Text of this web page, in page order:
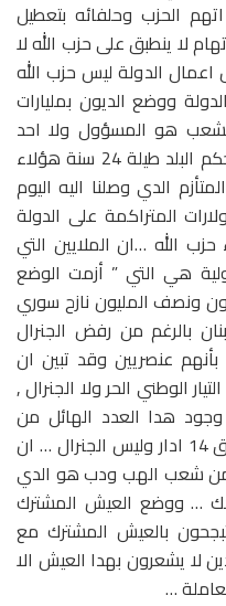
الحزب وحلفائه بتعطيل
لا ينطبق على حزب الله لا
الدولة ليس حزب الله
ووضع الديون بمليارات
هو المسؤول ولا احد
غيرهم يتحمل المسؤولية . ان من حكم البلد طيلة 24 سنة هؤلاء
الدي وصلنا اليه اليوم
المتراكمة على الدولة
الله …ان الملايين التي
هي التي ” أزمت الوضع
ونصف المليون نازح سوري
يدخلوا لبنان بالرغم من رفض الجنرال
عنصريين وقد تبين ان
14 ادار وليس التيار الوطني الحر ولا الجنرال ,
هدا العدد الهائل من
السوريين هدا يتحمل مسؤوليته فريق 14 ادار وليس الجنرال … ان
شعب الهب ودب هو الدي
… ووضع العيش المشترك
بالعيش المشترك مع
لا يشعرون بهدا العيش الا
…